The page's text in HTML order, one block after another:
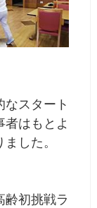
スタート
はもとよ
した。
齢初挑戦ラ